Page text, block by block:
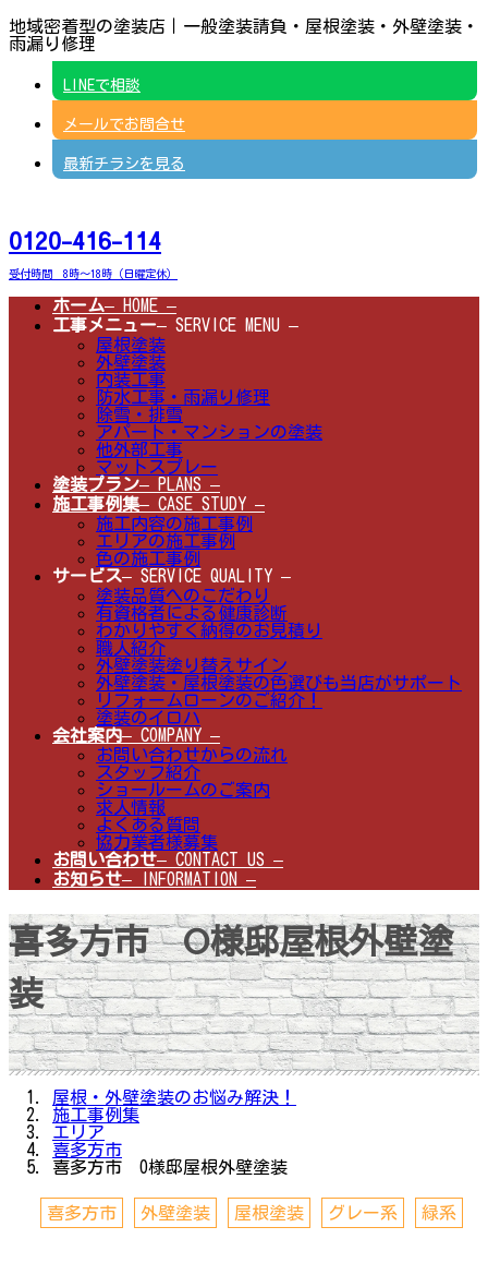
コ
ン
ナ
ビ
地域密着型の塗装店｜一般塗装請負・屋根塗装・外壁塗装・
雨漏り修理
LINEで相談
メールでお問合せ
最新チラシを見る
0120-416-114
受付時間 8時～18時（日曜定休）
ホーム– HOME –
工事メニュー– SERVICE MENU –
屋根塗装
外壁塗装
内装工事
防水工事・雨漏り修理
除雪・排雪
アパート・マンションの塗装
他外部工事
マットスプレー
塗装プラン– PLANS –
施工事例集– CASE STUDY –
施工内容の施工事例
エリアの施工事例
色の施工事例
サービス– SERVICE QUALITY –
塗装品質へのこだわり
有資格者による健康診断
わかりやすく納得のお見積り
職人紹介
外壁塗装塗り替えサイン
外壁塗装・屋根塗装の色選びも当店がサポート
リフォームローンのご紹介！
塗装のイロハ
会社案内– COMPANY –
お問い合わせからの流れ
スタッフ紹介
ショールームのご案内
求人情報
よくある質問
協力業者様募集
お問い合わせ– CONTACT US –
お知らせ– INFORMATION –
喜多方市 O様邸屋根外壁塗
装
屋根・外壁塗装のお悩み解決！
施工事例集
エリア
喜多方市
喜多方市 O様邸屋根外壁塗装
喜多方市 外壁塗装 屋根塗装 グレー系 緑系